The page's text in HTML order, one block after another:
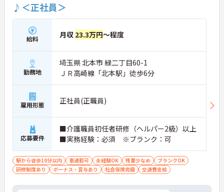
♪＜正社員＞
給料 月収 23.3万円～程度
勤務地
埼玉県 北本市 緑二丁目60-1
ＪＲ高崎線「北本駅」徒歩6分
雇用形態 正社員(正職員)
応募要件
■介護職員初任者研修（ヘルパー2級）以上
■実務経験：必須 ※ブランク：可
駅から徒歩10分以内 車通勤可 未経験OK 残業少なめ
ブランクOK
研修制度あり
ボーナス・賞与あり 社会保険完備 交通費支給